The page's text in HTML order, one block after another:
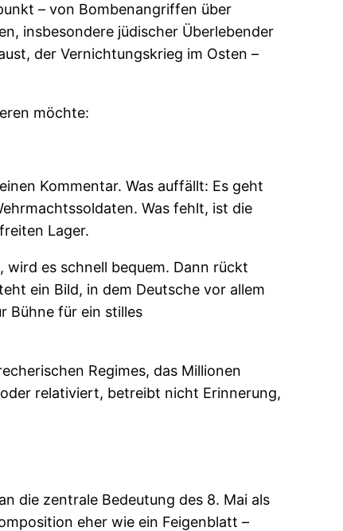
– von Bombenangriffen über
insbesondere jüdischer Überlebender
der Vernichtungskrieg im Osten –
möchte:
Kommentar. Was auffällt: Es geht
Was fehlt, ist die
Lager.
wird es schnell bequem. Dann rückt
ein Bild, in dem Deutsche vor allem
Bühne für ein stilles
Regimes, das Millionen
relativiert, betreibt nicht Erinnerung,
die zentrale Bedeutung des 8. Mai als
eher wie ein Feigenblatt –